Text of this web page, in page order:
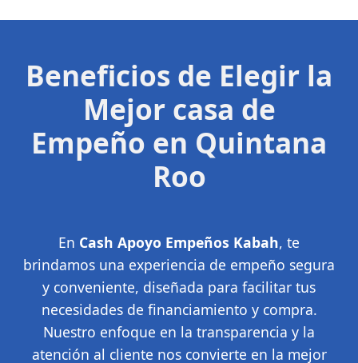
Beneficios de Elegir la
Mejor casa de
Empeño en Quintana
Roo
En Cash Apoyo Empeños Kabah, te
brindamos una experiencia de empeño segura
y conveniente, diseñada para facilitar tus
necesidades de financiamiento y compra.
Nuestro enfoque en la transparencia y la
atención al cliente nos convierte en la mejor